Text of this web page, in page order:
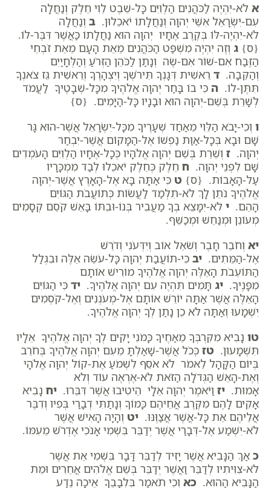
א לֹא-יִהְיֶה לַכֹּהֲנִים הַלְוִיִּם כָּל-שֵׁבֶט לֵוִי חֵלֶק וְנַחֲלָה
עִם-יִשְׂרָאֵל אִשֵּׁי יְהוָה וְנַחֲלָתוֹ יֹאכֵלוּן. ב וְנַחֲלָה
לֹא-יִהְיֶה-לּוֹ בְּקֶרֶב אֶחָיו יְהוָה הוּא נַחֲלָתוֹ כַּאֲשֶׁר דִּבֶּר-לוֹ.
{ס} ג וְזֶה יִהְיֶה מִשְׁפַּט הַכֹּהֲנִים מֵאֵת הָעָם מֵאֵת זֹבְחֵי
הַזֶּבַח אִם-שׁוֹר אִם-שֶׂה וְנָתַן לַכֹּהֵן הַזְּרֹעַ וְהַלְּחָיַיִם
וְהַקֵּבָה. ד רֵאשִׁית דְּגָנְךָ תִּירֹשְׁךָ וְיִצְהָרֶךָ וְרֵאשִׁית גֵּז צֹאנְךָ
תִּתֶּן-לוֹ. ה כִּי בוֹ בָּחַר יְהוָה אֱלֹהֶיךָ מִכָּל-שְׁבָטֶיךָ לַעֲמֹד
לְשָׁרֵת בְּשֵׁם-יְהוָה הוּא וּבָנָיו כָּל-הַיָּמִים. {ס}
ו וְכִי-יָבֹא הַלֵּוִי מֵאַחַד שְׁעָרֶיךָ מִכָּל-יִשְׂרָאֵל אֲשֶׁר-הוּא גָּר
שָׁם וּבָא בְּכָל-אַוַּת נַפְשׁוֹ אֶל-הַמָּקוֹם אֲשֶׁר-יִבְחַר
יְהוָה. ז וְשֵׁרֵת בְּשֵׁם יְהוָה אֱלֹהָיו כְּכָל-אֶחָיו הַלְוִיִּם הָעֹמְדִים
שָׁם לִפְנֵי יְהוָה. ח חֵלֶק כְּחֵלֶק יֹאכֵלוּ לְבַד מִמְכָּרָיו
עַל-הָאָבוֹת. {ס} ט כִּי אַתָּה בָּא אֶל-הָאָרֶץ אֲשֶׁר-יְהוָה
אֱלֹהֶיךָ נֹתֵן לָךְ לֹא-תִלְמַד לַעֲשׂוֹת כְּתוֹעֲבֹת הַגּוֹיִם
הָהֵם. י לֹא-יִמָּצֵא בְךָ מַעֲבִיר בְּנוֹ-וּבִתּוֹ בָּאֵשׁ קֹסֵם קְסָמִים
מְעוֹנֵן וּמְנַחֵשׁ וּמְכַשֵּׁף.
יא וְחֹבֵר חָבֶר וְשֹׁאֵל אוֹב וְיִדְּעֹנִי וְדֹרֵשׁ
אֶל-הַמֵּתִים. יב כִּי-תוֹעֲבַת יְהוָה כָּל-עֹשֵׂה אֵלֶּה וּבִגְלַל
הַתּוֹעֵבֹת הָאֵלֶּה יְהוָה אֱלֹהֶיךָ מוֹרִישׁ אוֹתָם
מִפָּנֶיךָ. יג תָּמִים תִּהְיֶה עִם יְהוָה אֱלֹהֶיךָ. יד כִּי הַגּוֹיִם
הָאֵלֶּה אֲשֶׁר אַתָּה יוֹרֵשׁ אוֹתָם אֶל-מְעֹנְנִים וְאֶל-קֹסְמִים
יִשְׁמָעוּ וְאַתָּה לֹא כֵן נָתַן לְךָ יְהוָה אֱלֹהֶיךָ.
טו נָבִיא מִקִּרְבְּךָ מֵאַחֶיךָ כָּמֹנִי יָקִים לְךָ יְהוָה אֱלֹהֶיךָ אֵלָיו
תִּשְׁמָעוּן. טז כְּכֹל אֲשֶׁר-שָׁאַלְתָּ מֵעִם יְהוָה אֱלֹהֶיךָ בְּחֹרֵב
בְּיוֹם הַקָּהָל לֵאמֹר לֹא אֹסֵף לִשְׁמֹעַ אֶת-קוֹל יְהוָה אֱלֹהָי
וְאֶת-הָאֵשׁ הַגְּדֹלָה הַזֹּאת לֹא-אֶרְאֶה עוֹד וְלֹא
אָמוּת. יז וַיֹּאמֶר יְהוָה אֵלָי הֵיטִיבוּ אֲשֶׁר דִּבֵּרוּ. יח נָבִיא
אָקִים לָהֶם מִקֶּרֶב אֲחֵיהֶם כָּמוֹךָ וְנָתַתִּי דְבָרַי בְּפִיו וְדִבֶּר
אֲלֵיהֶם אֵת כָּל-אֲשֶׁר אֲצַוֶּנּוּ. יט וְהָיָה הָאִישׁ אֲשֶׁר
לֹא-יִשְׁמַע אֶל-דְּבָרַי אֲשֶׁר יְדַבֵּר בִּשְׁמִי אָנֹכִי אֶדְרֹשׁ מֵעִמּוֹ.
כ אַךְ הַנָּבִיא אֲשֶׁר יָזִיד לְדַבֵּר דָּבָר בִּשְׁמִי אֵת אֲשֶׁר
לֹא-צִוִּיתִיו לְדַבֵּר וַאֲשֶׁר יְדַבֵּר בְּשֵׁם אֱלֹהִים אֲחֵרִים וּמֵת
הַנָּבִיא הַהוּא. כא וְכִי תֹאמַר בִּלְבָבֶךָ אֵיכָה נֵדַע